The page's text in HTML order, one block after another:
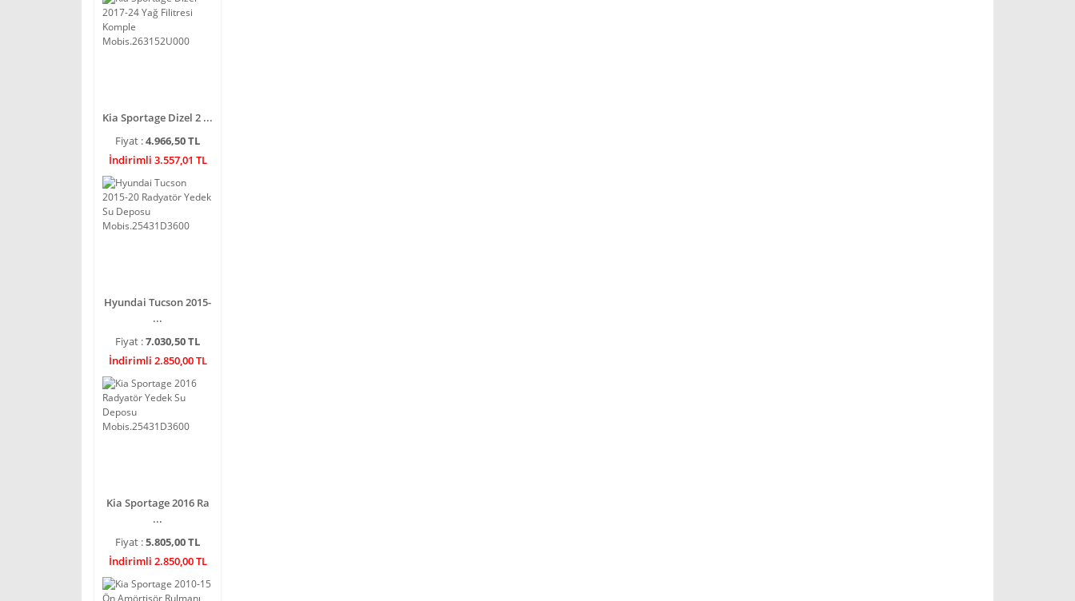
Kia Sportage Dizel 2 ...
Fiyat :4.966,50 TL
İndirimli 3.557,01 TL
Hyundai Tucson 2015-
...
Fiyat :7.030,50 TL
İndirimli 2.850,00 TL
Kia Sportage 2016 Ra
...
Fiyat :5.805,00 TL
İndirimli 2.850,00 TL